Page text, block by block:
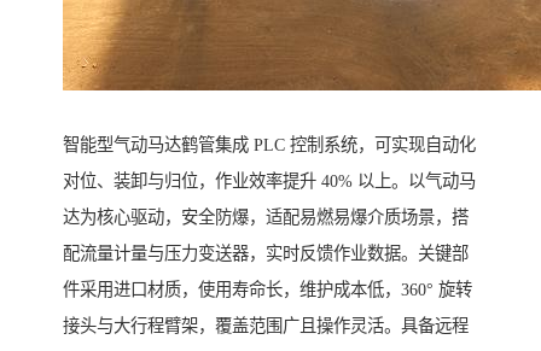
智能型气动马达鹤管集成 PLC 控制系统，可实现自动化
对位、装卸与归位，作业效率提升 40% 以上。以气动马
达为核心驱动，安全防爆，适配易燃易爆介质场景，搭
配流量计量与压力变送器，实时反馈作业数据。关键部
件采用进口材质，使用寿命长，维护成本低，360° 旋转
接头与大行程臂架，覆盖范围广且操作灵活。具备远程